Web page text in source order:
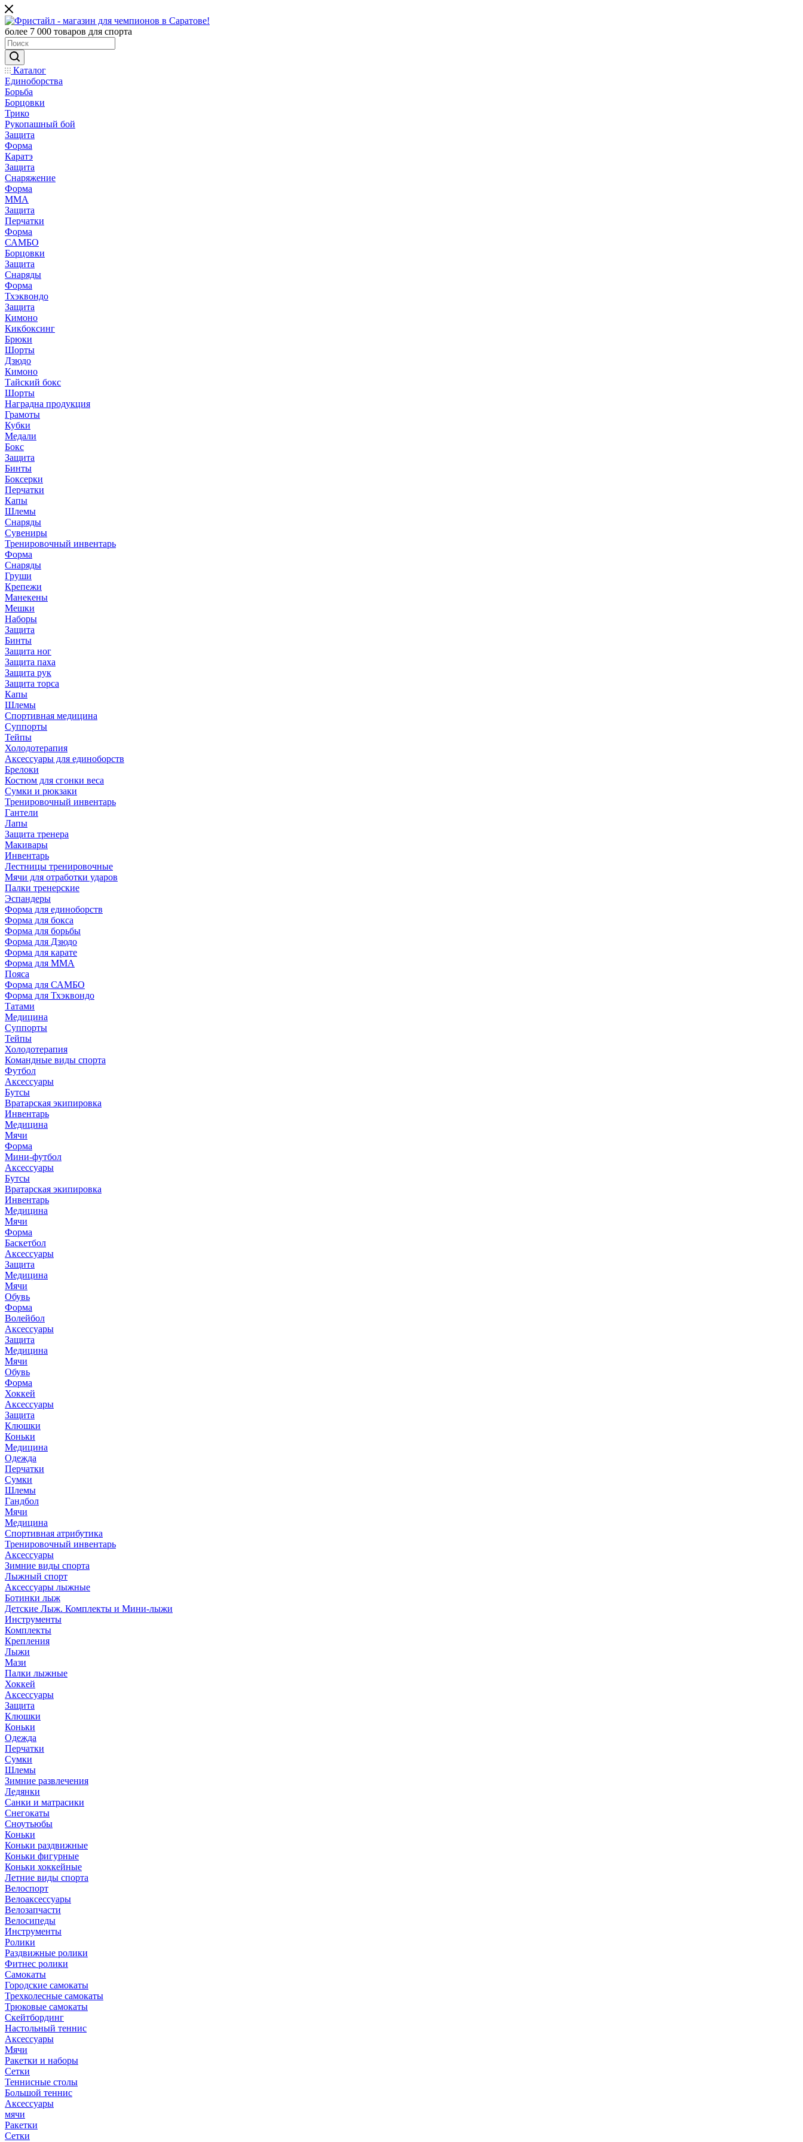
более 7 000 товаров для спорта
Каталог
Единоборства
Борьба
Борцовки
Трико
Рукопашный бой
Защита
Форма
Каратэ
Защита
Снаряжение
Форма
ММА
Защита
Перчатки
Форма
САМБО
Борцовки
Защита
Снаряды
Форма
Тхэквондо
Защита
Кимоно
Кикбоксинг
Брюки
Шорты
Дзюдо
Кимоно
Тайский бокс
Шорты
Наградна продукция
Грамоты
Кубки
Медали
Бокс
Защита
Бинты
Боксерки
Перчатки
Капы
Шлемы
Снаряды
Сувениры
Тренировочный инвентарь
Форма
Снаряды
Груши
Крепежи
Манекены
Мешки
Наборы
Защита
Бинты
Защита ног
Защита паха
Защита рук
Защита торса
Капы
Шлемы
Спортивная медицина
Суппорты
Тейпы
Холодотерапия
Аксессуары для единоборств
Брелоки
Костюм для сгонки веса
Сумки и рюкзаки
Тренировочный инвентарь
Гантели
Лапы
Защита тренера
Макивары
Инвентарь
Лестницы тренировочные
Мячи для отработки ударов
Палки тренерские
Эспандеры
Форма для единоборств
Форма для бокса
Форма для борьбы
Форма для Дзюдо
Форма для карате
Форма для MMA
Пояса
Форма для САМБО
Форма для Тхэквондо
Татами
Медицина
Суппорты
Тейпы
Холодотерапия
Командные виды спорта
Футбол
Аксессуары
Бутсы
Вратарская экипировка
Инвентарь
Медицина
Мячи
Форма
Мини-футбол
Аксессуары
Бутсы
Вратарская экипировка
Инвентарь
Медицина
Мячи
Форма
Баскетбол
Аксессуары
Защита
Медицина
Мячи
Обувь
Форма
Волейбол
Аксессуары
Защита
Медицина
Мячи
Обувь
Форма
Хоккей
Аксессуары
Защита
Клюшки
Коньки
Медицина
Одежда
Перчатки
Сумки
Шлемы
Гандбол
Мячи
Медицина
Спортивная атрибутика
Тренировочный инвентарь
Аксессуары
Зимние виды спорта
Лыжный спорт
Аксессуары лыжные
Ботинки лыж
Детские Лыж. Комплекты и Мини-лыжи
Инструменты
Комплекты
Крепления
Лыжи
Мази
Палки лыжные
Хоккей
Аксессуары
Защита
Клюшки
Коньки
Одежда
Перчатки
Сумки
Шлемы
Зимние развлечения
Ледянки
Санки и матрасики
Снегокаты
Сноутьюбы
Коньки
Коньки раздвижные
Коньки фигурные
Коньки хоккейные
Летние виды спорта
Велоспорт
Велоаксессуары
Велозапчасти
Велосипеды
Инструменты
Ролики
Раздвижные ролики
Фитнес ролики
Самокаты
Городские самокаты
Трехколесные самокаты
Трюковые самокаты
Скейтбординг
Настольный теннис
Аксессуары
Мячи
Ракетки и наборы
Сетки
Теннисные столы
Большой теннис
Аксессуары
мячи
Ракетки
Сетки